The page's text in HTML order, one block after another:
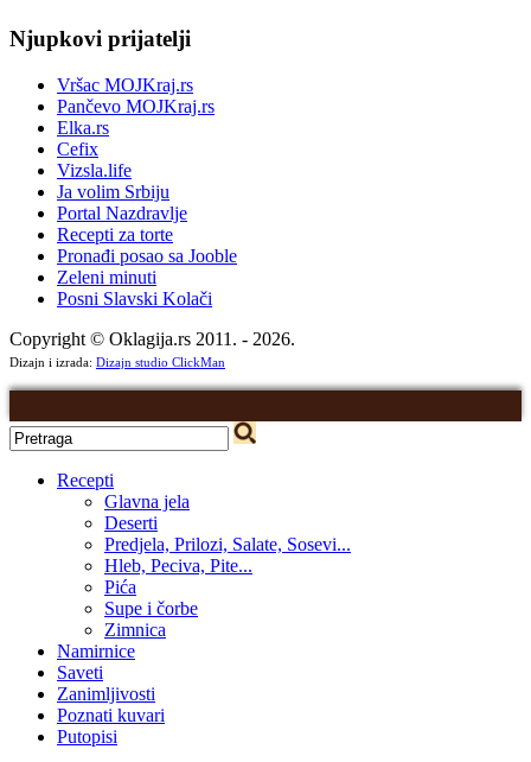
Njupkovi prijatelji
Vršac MOJKraj.rs
Pančevo MOJKraj.rs
Elka.rs
Cefix
Vizsla.life
Ja volim Srbiju
Portal Nazdravlje
Recepti za torte
Pronađi posao sa Jooble
Zeleni minuti
Posni Slavski Kolači
Copyright © Oklagija.rs 2011. - 2026.
Dizajn i izrada: Dizajn studio ClickMan
Recepti
Glavna jela
Deserti
Predjela, Prilozi, Salate, Sosevi...
Hleb, Peciva, Pite...
Pića
Supe i čorbe
Zimnica
Namirnice
Saveti
Zanimljivosti
Poznati kuvari
Putopisi